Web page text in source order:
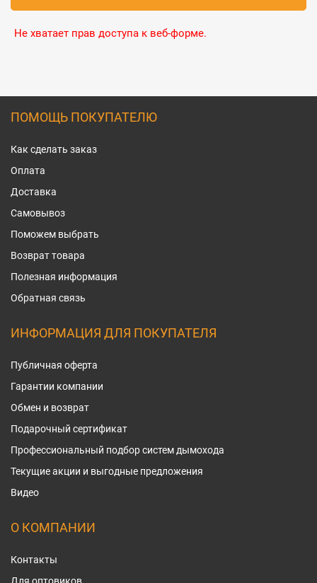
Не хватает прав доступа к веб-форме.
ПОМОЩЬ ПОКУПАТЕЛЮ
Как сделать заказ
Оплата
Доставка
Самовывоз
Поможем выбрать
Возврат товара
Полезная информация
Обратная связь
ИНФОРМАЦИЯ ДЛЯ ПОКУПАТЕЛЯ
Публичная оферта
Гарантии компании
Обмен и возврат
Подарочный сертификат
Профессиональный подбор систем дымохода
Текущие акции и выгодные предложения
Видео
О КОМПАНИИ
Контакты